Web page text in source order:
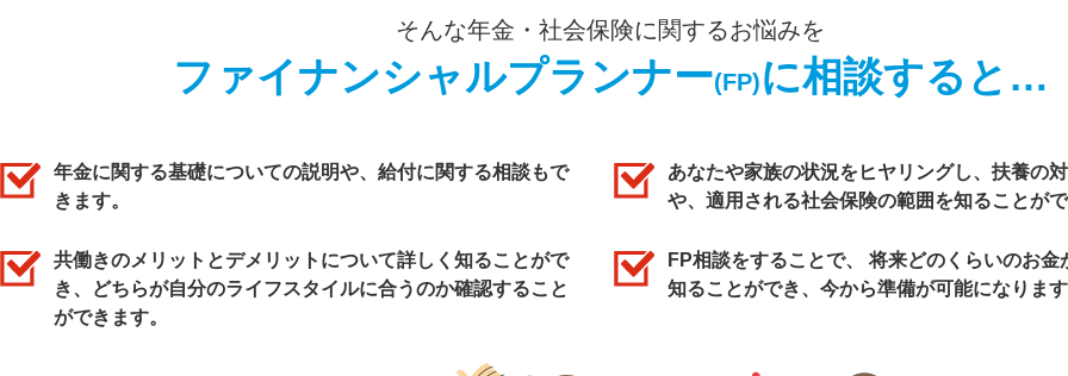
そんな年金・社会保険に関するお悩みを
ファイナンシャルプランナー(FP)に相談すると…
年金に関する基礎についての説明や、給付に関する相談もで
きます。
あなたや家族の状況をヒヤリングし、扶養の
や、適用される社会保険の範囲を知ることが
共働きのメリットとデメリットについて詳しく知ることがで
き、どちらが自分のライフスタイルに合うのか確認すること
ができます。
FP相談をすることで、 将来どのくらいのお金
知ることができ、今から準備が可能になりま